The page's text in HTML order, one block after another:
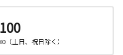
（土日、祝日除く）